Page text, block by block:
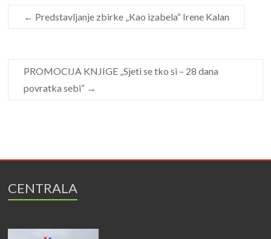
← Predstavljanje zbirke „Kao izabela“ Irene Kalan
PROMOCIJA KNJIGE „Sjeti se tko si – 28 dana
povratka sebi“ →
CENTRALA